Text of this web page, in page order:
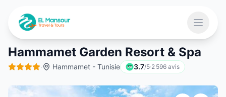
Ouvrir
Hammamet Garden Resort & Spa
· Hammamet - Tunisie 3.7/5·2 596 avis